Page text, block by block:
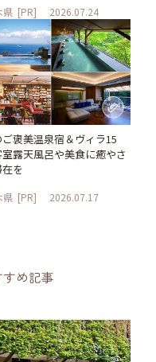
県 [PR] 2026.07.24
褒美温泉宿＆ヴィラ15
露天風呂や美食に癒やさ
を
県 [PR] 2026.07.17
め記事